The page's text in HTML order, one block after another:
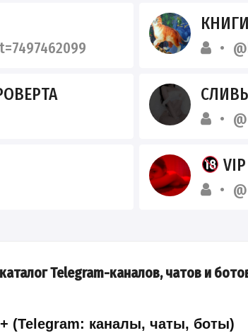
Telegram-каналов, чатов и
(Telegram: каналы, чаты, боты)